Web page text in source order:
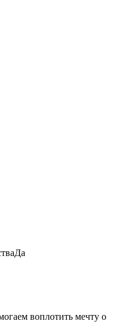
Да
воплотить мечту о